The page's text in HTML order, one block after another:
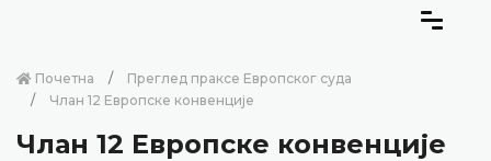
Почетна
Преглед праксе Европског суда
Члан 12 Европске конвенције
Члан 12 Европске конвенције